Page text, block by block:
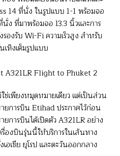
14 ที่นั่ง ในรูปแบบ 1-1 พร้อมจอ
ง ที่มาพร้อมจอ 13.3 นิ้วและการ
องรับ Wi-Fi ความเร็วสูง สำหรับ
ทิงเต็มรูปแบบ
ช่เพียงหมุดหมายเดียว แต่เป็นส่วน
การบิน Etihad ประกาศไว้ก่อน
การบินได้เปิดตัว A321LR อย่าง
องบินรุ่นนี้ให้บริการในเส้นทาง
เชีย ยุโรป และตะวันออกกลาง